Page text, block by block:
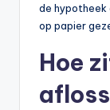
de hypotheek
op papier
Hoe